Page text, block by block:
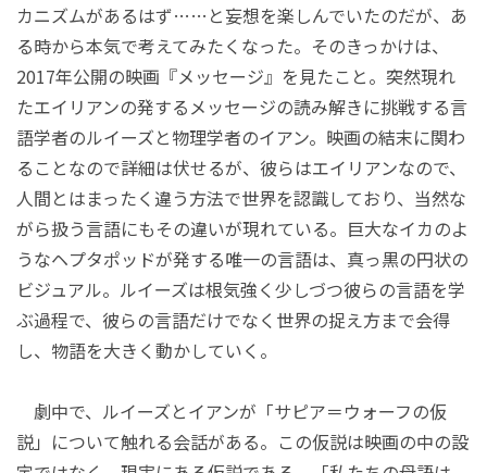
カニズムがあるはず……と妄想を楽しんでいたのだが、あ
る時から本気で考えてみたくなった。そのきっかけは、
2017年公開の映画『メッセージ』 を見たこと。突然現れ
たエイリアンの発するメッセージの読み解きに挑戦する言
語学者のルイーズと物理学者のイアン。映画の結末に関わ
ることなので詳細は伏せるが、彼らはエイリアンなので、
人間とはまったく違う方法で世界を認識しており、当然な
がら扱う言語にもその違いが現れている。巨大なイカのよ
うなヘプタポッドが発する唯一の言語は、真っ黒の円状の
ビジュアル。ルイーズは根気強く少しづつ彼らの言語を学
ぶ過程で、彼らの言語だけでなく世界の捉え方まで会得
し、物語を大きく動かしていく。
劇中で、ルイーズとイアンが 「サピア＝ウォーフの仮
説」について触れる会話がある。この仮説は映画の中の設